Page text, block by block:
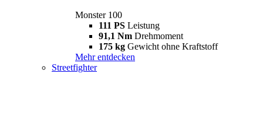
Monster 100
111 PS Leistung
91,1 Nm Drehmoment
175 kg Gewicht ohne Kraftstoff
Mehr entdecken
Streetfighter